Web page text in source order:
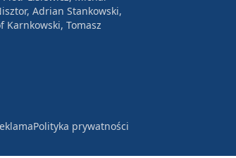
Adrian Stankowski,
Karnkowski, Tomasz
Polityka prywatności